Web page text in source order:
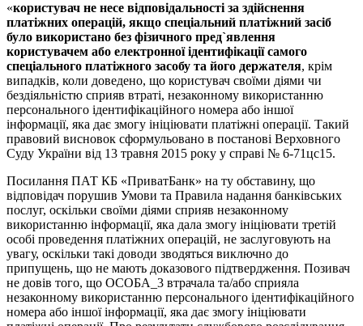
«користувач не несе відповідальності за здійснення
платіжних операцій, якщо спеціальний платіжний засіб
було використано без фізичного пред`явлення
користувачем або електронної ідентифікації самого
спеціального платіжного засобу та його держателя, крім
випадків, коли доведено, що користувач своїми діями чи
бездіяльністю сприяв втраті, незаконному використанню
персонального ідентифікаційного номера або іншої
інформації, яка дає змогу ініціювати платіжні операції. Такий
правовий висновок сформульовано в постанові Верховного
Суду України від 13 травня 2015 року у справі № 6-71цс15.
Посилання ПАТ КБ «ПриватБанк» на ту обставину, що
відповідач порушив Умови та Правила надання банківських
послуг, оскільки своїми діями сприяв незаконному
використанню інформації, яка дала змогу ініціювати третій
особі проведення платіжних операцій, не заслуговують на
увагу, оскільки такі доводи зводяться виключно до
припущень, що не мають доказового підтвердження. Позивач
не довів того, що ОСОБА_3 втрачала та/або сприяла
незаконному використанню персонального ідентифікаційного
номера або іншої інформації, яка дає змогу ініціювати